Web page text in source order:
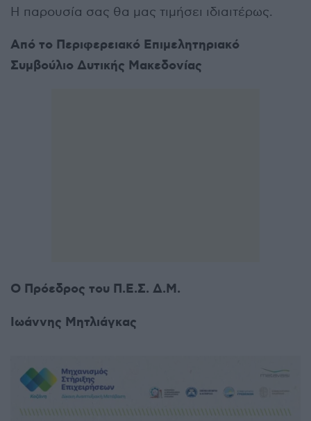
Η παρουσία σας θα μας τιμήσει ιδιαιτέρως.
Από το Περιφερειακό Επιμελητηριακό
Συμβούλιο Δυτικής Μακεδονίας
Ο Πρόεδρος του Π.Ε.Σ. Δ.Μ.
Ιωάννης Μητλιάγκας